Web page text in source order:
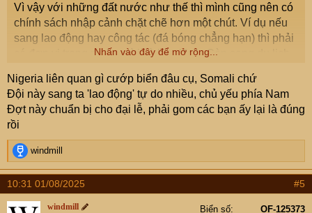
Vì vậy với những đất nước như thế thì mình cũng nên có
chính sách nhập cảnh chặt chẽ hơn một chút. Ví dụ nếu
sang lao động hay công tác (đá bóng chẳng hạn) thì phải
có đơn vị trong nước mời và bảo lãnh. Còn sang du lịch
Mình dễ dãi với họ quá để họ sang cứ ở lỳ VN tìm việc
làm, cạnh tranh với lao động phổ thông, dạy Tiếng Anh
vớ vẫn, làm đĩ đực,... rất ảnh hưởng đến an ninh trật tự.
Rất nhiều người Châu Phi bị các đại lý du lịch nước họ
lừa sang VN làm việc chân tay rồi không kiếm được việc
làm sinh ra các bất ổn xã hội.
Mình cứ xem các nước phương Tây, Nhật, Hàn nó có
Nhấn vào đây để mở rộng...
Nigeria liên quan gì cướp biển đâu cụ, Somali chứ
Đội này sang ta 'lao động' tự do nhiều, chủ yếu phía Nam
Đợt này chuẩn bị cho đại lễ, phải gom các bạn ấy lại là đúng
rồi
R
e
a
c
t
windmill
10:31 01/08/2025 #5
windmill Biển số OF-125373